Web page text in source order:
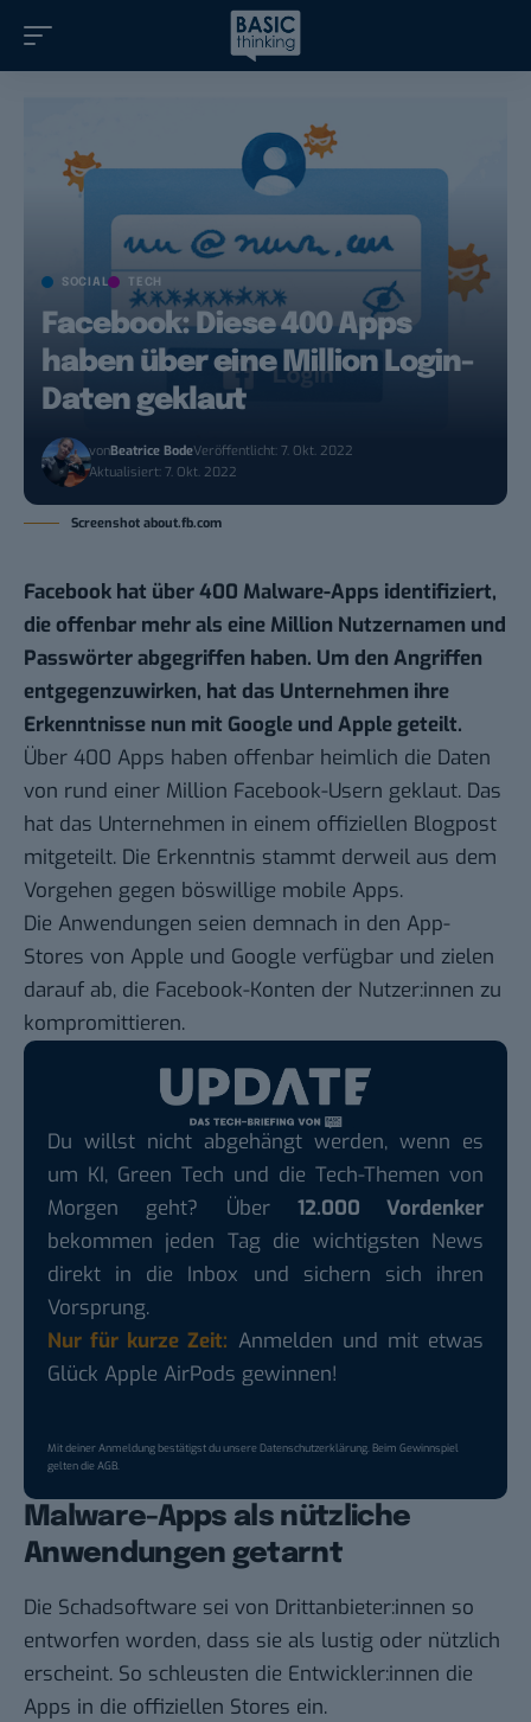
SOCIAL TECH
Facebook: Diese 400 Apps
haben über eine Million Login-
Daten geklaut
vonBeatrice BodeVeröffentlicht: 7. Okt. 2022
Aktualisiert: 7. Okt. 2022
Screenshot about.fb.com
Facebook hat über 400 Malware-Apps identifiziert,
die offenbar mehr als eine Million Nutzernamen und
Passwörter abgegriffen haben. Um den Angriffen
entgegenzuwirken, hat das Unternehmen ihre
Erkenntnisse nun mit Google und Apple geteilt.
Über 400 Apps haben offenbar heimlich die Daten
von rund einer Million Facebook-Usern geklaut. Das
hat das Unternehmen in einem offiziellen Blogpost
mitgeteilt. Die Erkenntnis stammt derweil aus dem
Vorgehen gegen böswillige mobile Apps.
Die Anwendungen seien demnach in den App-
Stores von Apple und Google verfügbar und zielen
darauf ab, die Facebook-Konten der Nutzer:innen zu
kompromittieren.
Du willst nicht abgehängt werden, wenn es
um KI, Green Tech und die Tech-Themen von
Morgen geht? Über 12.000 Vordenker
bekommen jeden Tag die wichtigsten News
direkt in die Inbox und sichern sich ihren
Vorsprung.
Nur für kurze Zeit: Anmelden und mit etwas
Glück Apple AirPods gewinnen!
Mit deiner Anmeldung bestätigst du unsereDatenschutzerklärung. Beim Gewinnspiel
gelten dieAGB.
Malware-Apps als nützliche
Anwendungen getarnt
Die Schadsoftware sei von Drittanbieter:innen so
entworfen worden, dass sie als lustig oder nützlich
erscheint. So schleusten die Entwickler:innen die
Apps in die offiziellen Stores ein.